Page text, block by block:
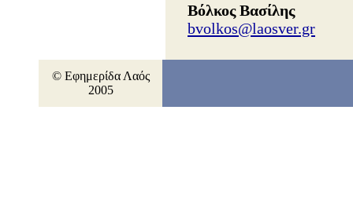
Βόλκος Βασίλης
bvolkos@laosver.gr
© Εφημερίδα Λαός
2005